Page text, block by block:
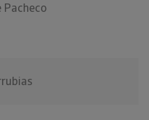
Pacheco